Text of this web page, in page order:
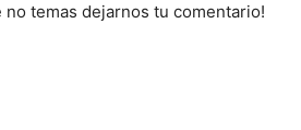
no temas dejarnos tu comentario!